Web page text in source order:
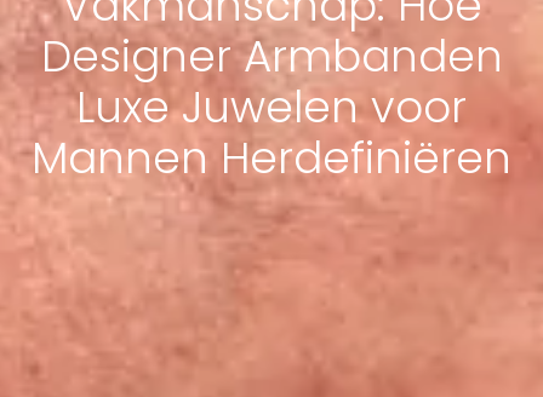
Designer Armbanden
Luxe Juwelen voor
Mannen Herdefiniëren